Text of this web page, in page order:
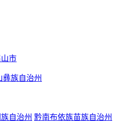
市
彝族自治州
自治州 黔南布依族苗族自治州